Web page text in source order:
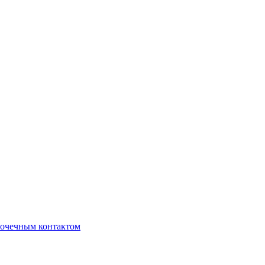
контактом